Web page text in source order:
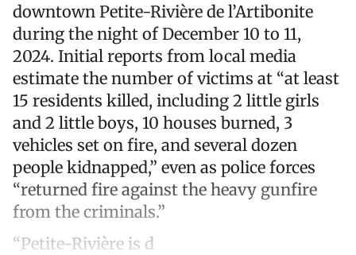
downtown Petite-Rivière de l’Artibonite
during the night of December 10 to 11,
2024. Initial reports from local media
estimate the number of victims at “at least
15 residents killed, including 2 little girls
and 2 little boys, 10 houses burned, 3
vehicles set on fire, and several dozen
people kidnapped,” even as police forces
“returned fire against the heavy gunfire
from the criminals.”
“Petite-Rivière is d